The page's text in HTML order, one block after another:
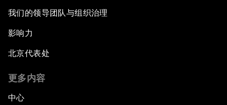
我们的领导团队与组织治理
影响力
北京代表处
更多内容
中心